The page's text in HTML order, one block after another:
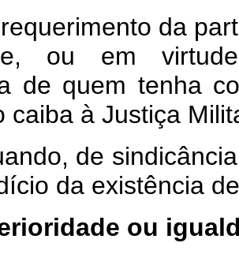
da
ou em
de quem tenha
caiba à Justiça
de sindicância
da existência
ou